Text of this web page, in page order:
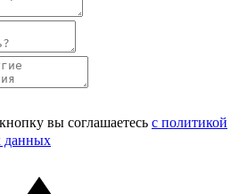
вы соглашаетесь с политикой
данных